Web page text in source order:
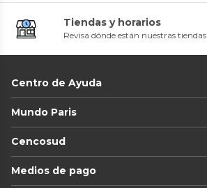
Tiendas y horarios
Revisa dónde están nuestras tiendas
Centro de Ayuda
Mundo Paris
Cencosud
Medios de pago